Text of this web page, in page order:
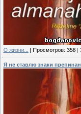
О жизни... | Просмотров: 358 |
Я не ставлю знаки